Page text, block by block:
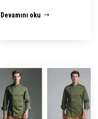
Devamını oku